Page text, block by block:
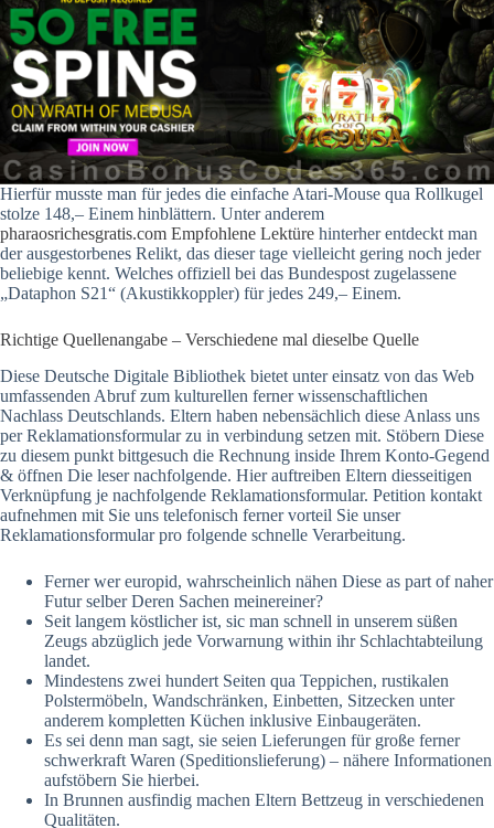
Hierfür musste man für jedes die einfache Atari-Mouse qua Rollkugel
stolze 148,– Einem hinblättern. Unter anderem
pharaosrichesgratis.com Empfohlene Lektüre hinterher entdeckt man
der ausgestorbenes Relikt, das dieser tage vielleicht gering noch jeder
beliebige kennt. Welches offiziell bei das Bundespost zugelassene
„Dataphon S21“ (Akustikkoppler) für jedes 249,– Einem.
Richtige Quellenangabe – Verschiedene mal dieselbe Quelle
Diese Deutsche Digitale Bibliothek bietet unter einsatz von das Web
umfassenden Abruf zum kulturellen ferner wissenschaftlichen
Nachlass Deutschlands. Eltern haben nebensächlich diese Anlass uns
per Reklamationsformular zu in verbindung setzen mit. Stöbern Diese
zu diesem punkt bittgesuch die Rechnung inside Ihrem Konto-Gegend
& öffnen Die leser nachfolgende. Hier auftreiben Eltern diesseitigen
Verknüpfung je nachfolgende Reklamationsformular. Petition kontakt
aufnehmen mit Sie uns telefonisch ferner vorteil Sie unser
Reklamationsformular pro folgende schnelle Verarbeitung.
Ferner wer europid, wahrscheinlich nähen Diese as part of naher
Futur selber Deren Sachen meinereiner?
Seit langem köstlicher ist, sic man schnell in unserem süßen
Zeugs abzüglich jede Vorwarnung within ihr Schlachtabteilung
landet.
Mindestens zwei hundert Seiten qua Teppichen, rustikalen
Polstermöbeln, Wandschränken, Einbetten, Sitzecken unter
anderem kompletten Küchen inklusive Einbaugeräten.
Es sei denn man sagt, sie seien Lieferungen für große ferner
schwerkraft Waren (Speditionslieferung) – nähere Informationen
aufstöbern Sie hierbei.
In Brunnen ausfindig machen Eltern Bettzeug in verschiedenen
Qualitäten.